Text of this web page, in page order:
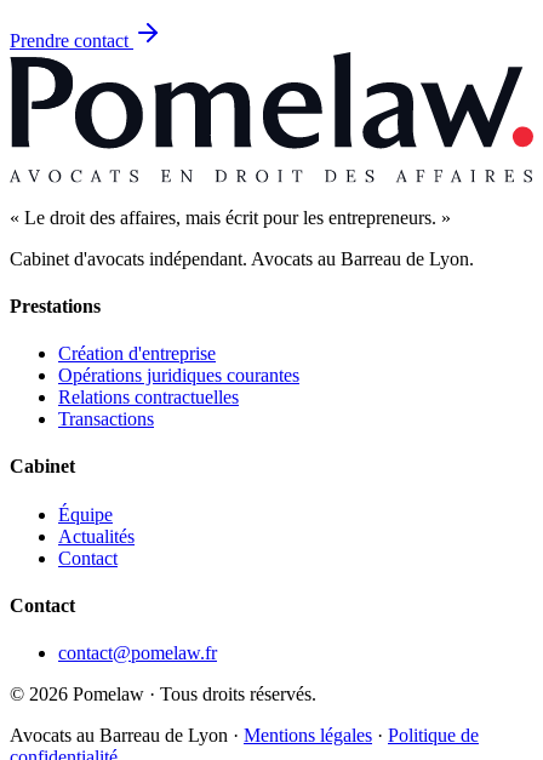
Prendre contact
« Le droit des affaires, mais écrit pour les entrepreneurs. »
Cabinet d'avocats indépendant. Avocats au Barreau de Lyon.
Prestations
Création d'entreprise
Opérations juridiques courantes
Relations contractuelles
Transactions
Cabinet
Équipe
Actualités
Contact
Contact
contact@pomelaw.fr
© 2026 Pomelaw · Tous droits réservés.
Avocats au Barreau de Lyon · Mentions légales · Politique de